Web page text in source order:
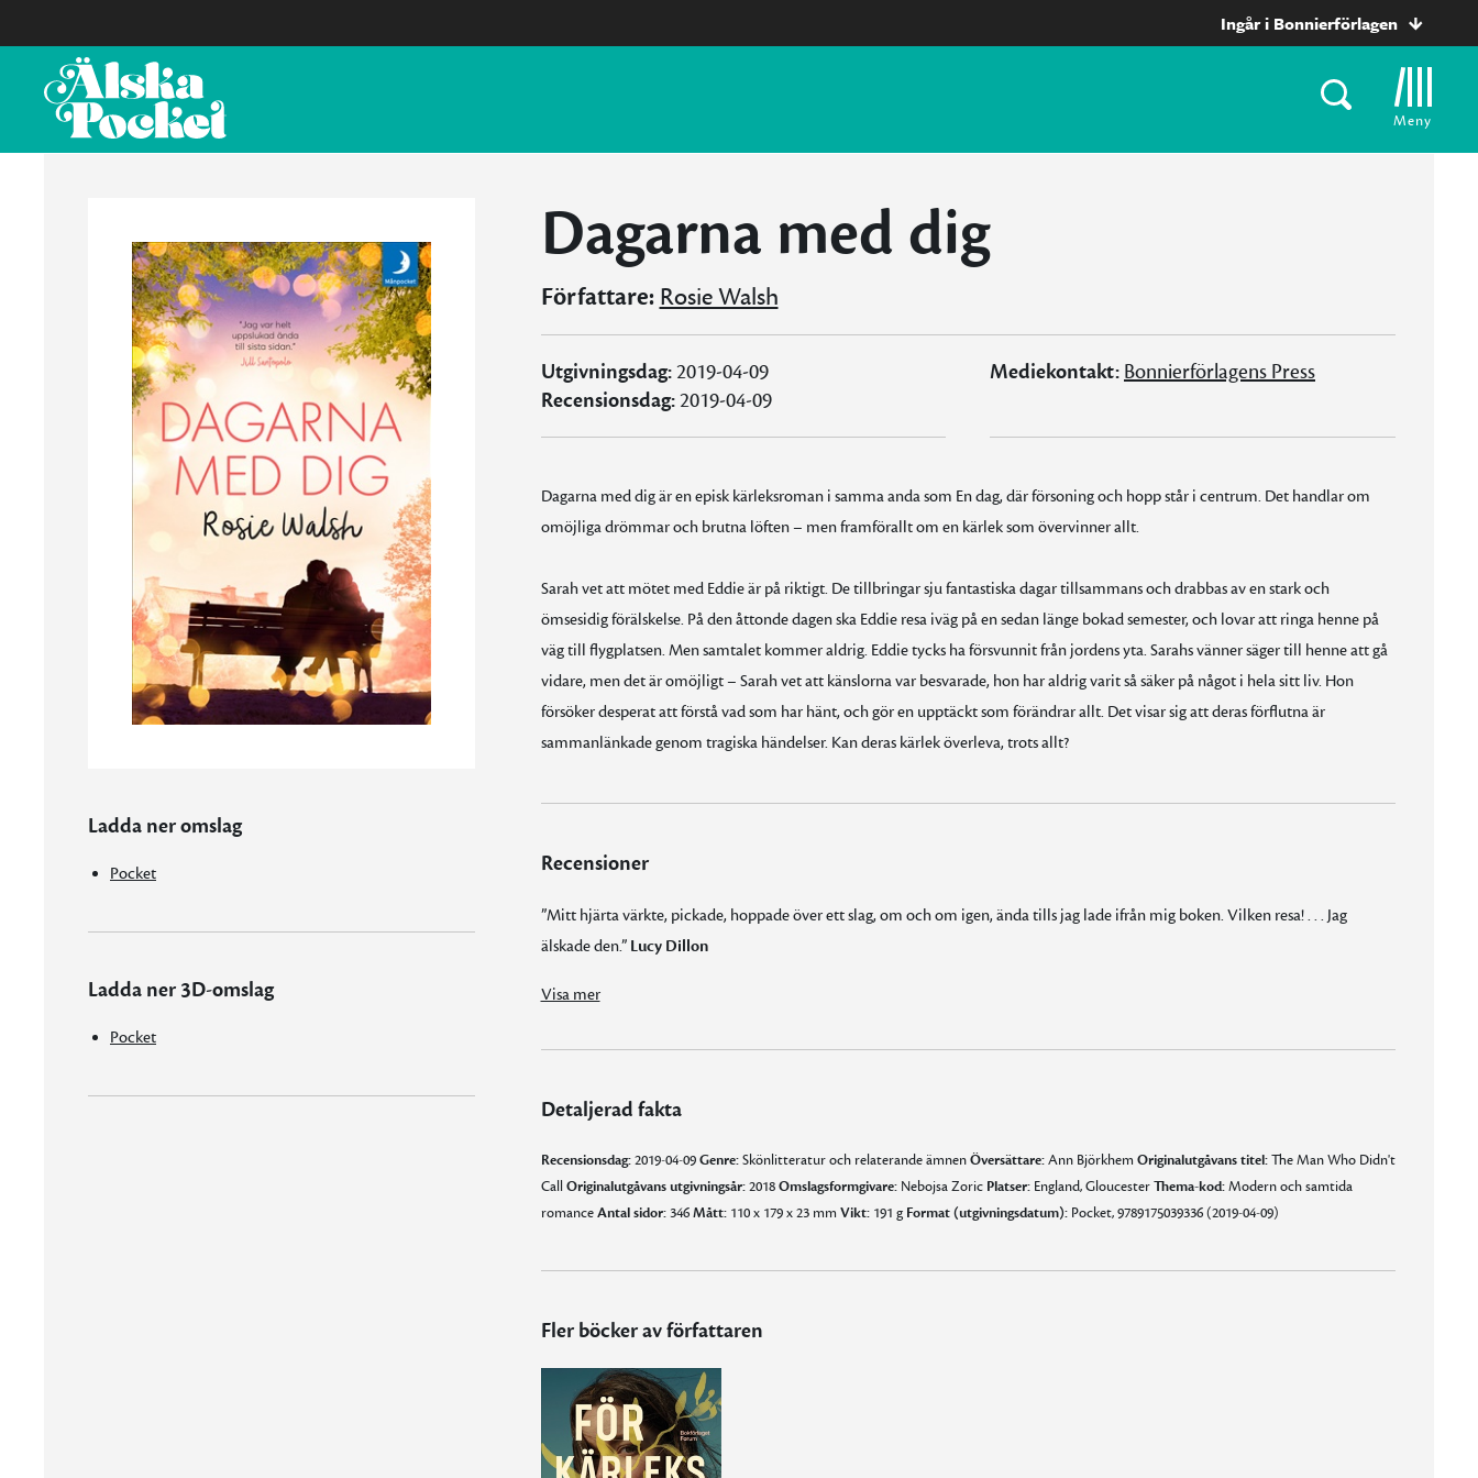
Ingår i Bonnierförlagen
Meny
Ladda ner omslag
Pocket
Ladda ner 3D-omslag
Pocket
Dagarna med dig
Författare: Rosie Walsh
Utgivningsdag:2019-04-09
Recensionsdag:2019-04-09
Mediekontakt: Bonnierförlagens Press
Dagarna med dig är en episk kärleksroman i samma anda som En dag, där försoning och hopp står i centrum. Det handlar om
omöjliga drömmar och brutna löften – men framförallt om en kärlek som övervinner allt.
Sarah vet att mötet med Eddie är på riktigt. De tillbringar sju fantastiska dagar tillsammans och drabbas av en stark och
ömsesidig förälskelse. På den åttonde dagen ska Eddie resa iväg på en sedan länge bokad semester, och lovar att ringa henne på
väg till flygplatsen. Men samtalet kommer aldrig. Eddie tycks ha försvunnit från jordens yta. Sarahs vänner säger till henne att gå
vidare, men det är omöjligt – Sarah vet att känslorna var besvarade, hon har aldrig varit så säker på något i hela sitt liv. Hon
försöker desperat att förstå vad som har hänt, och gör en upptäckt som förändrar allt. Det visar sig att deras förflutna är
sammanlänkade genom tragiska händelser. Kan deras kärlek överleva, trots allt?
Recensioner
”Mitt hjärta värkte, pickade, hoppade över ett slag, om och om igen, ända tills jag lade ifrån mig boken. Vilken resa! . . . Jag
älskade den.” Lucy Dillon
Visa mer
Detaljerad fakta
Recensionsdag:2019-04-09Genre:Skönlitteratur och relaterande ämnenÖversättare:Ann BjörkhemOriginalutgåvans titel:The Man Who Didn't
Call Originalutgåvans utgivningsår:2018Omslagsformgivare:Nebojsa Zoric Platser:England, GloucesterThema-kod:Modern och samtida
romanceAntal sidor:346Mått:110 x 179 x 23 mmVikt:191 g Format (utgivningsdatum):Pocket, 9789175039336 (2019-04-09)
Fler böcker av författaren